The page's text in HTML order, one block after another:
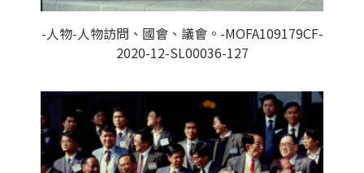
-人物-人物訪問、國會、議會。-MOFA109179CF-
2020-12-SL00036-127